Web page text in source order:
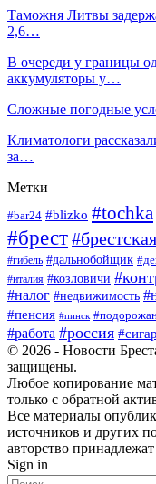
Таможня Литвы
2,6…
В очереди у границы
аккумуляторы у…
Сложные погодные
Климатологи
за…
Метки
#bar24 #blizko #tochka
#брест
#гибель #дальнобойщик
#италия #козловичи
#налог #недвижимость
#пенсия #пинск
#работа #россия
© 2026 - Новости
защищены.
Любое копирование
только с обратной
Все материалы
источников и других
авторство
Sign in